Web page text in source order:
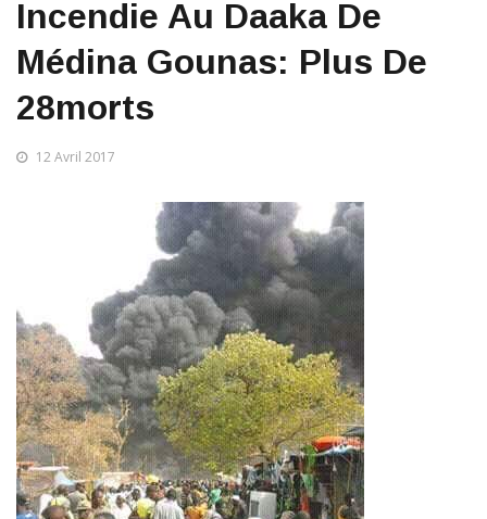
Incendie Au Daaka De
Médina Gounas: Plus De
28morts
12 Avril 2017